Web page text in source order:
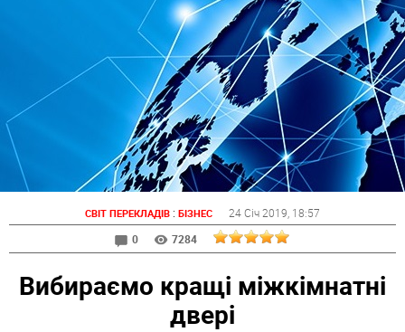
СВІТ ПЕРЕКЛАДІВ : БІЗНЕС 24 Січ 2019 , 18:57
0
7284
Вибираємо кращі міжкімнатні
двері